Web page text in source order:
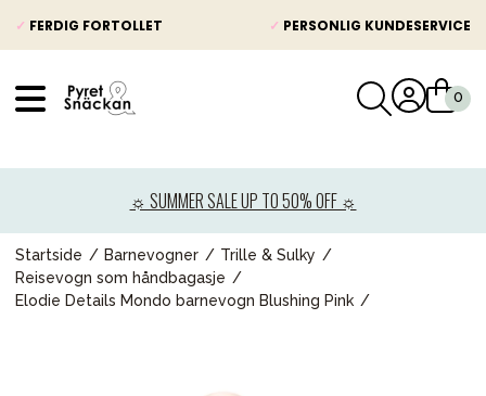
✓ FERDIG FORTOLLET ✓ PERSONLIG KUNDESERVICE
☼ SUMMER SALE UP TO 50% OFF ☼
Startside Barnevogner
Trille & Sulky
Reisevogn som håndbagasje
Elodie Details Mondo barnevogn Blushing Pink
Barnevogner
Bilstol
Babypakke